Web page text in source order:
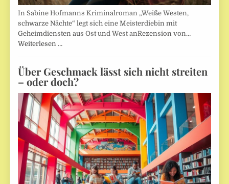
In Sabine Hofmanns Kriminalroman „Weiße Westen,
schwarze Nächte“ legt sich eine Meisterdiebin mit
Geheimdiensten aus Ost und West anRezension von…
Weiterlesen …
Über Geschmack lässt sich nicht streiten
– oder doch?